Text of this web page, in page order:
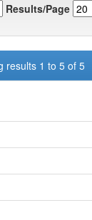
Results/Page
results 1 to 5 of 5